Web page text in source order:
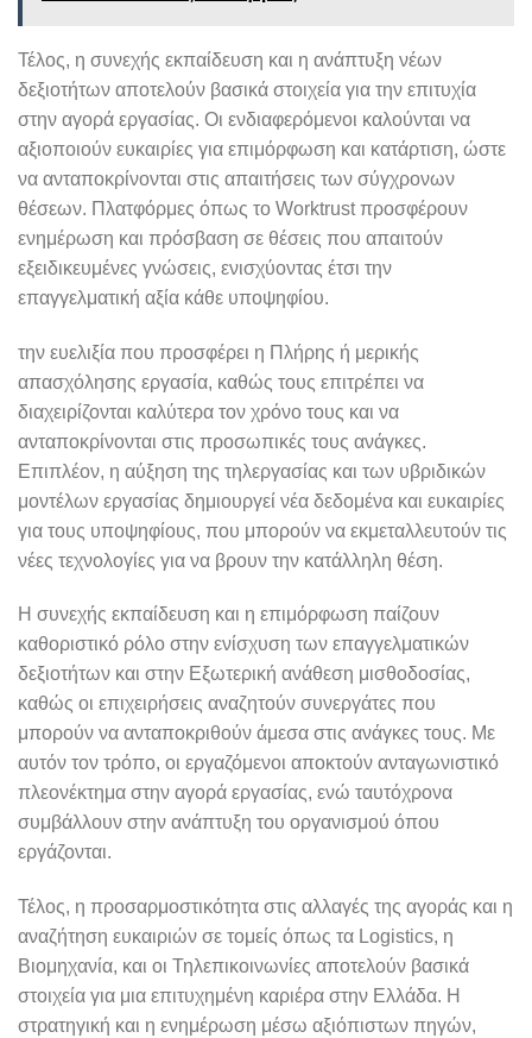
Τέλος, η συνεχής εκπαίδευση και η ανάπτυξη νέων
δεξιοτήτων αποτελούν βασικά στοιχεία για την επιτυχία
στην αγορά εργασίας. Οι ενδιαφερόμενοι καλούνται να
αξιοποιούν ευκαιρίες για επιμόρφωση και κατάρτιση, ώστε
να ανταποκρίνονται στις απαιτήσεις των σύγχρονων
θέσεων. Πλατφόρμες όπως το Worktrust προσφέρουν
ενημέρωση και πρόσβαση σε θέσεις που απαιτούν
εξειδικευμένες γνώσεις, ενισχύοντας έτσι την
επαγγελματική αξία κάθε υποψηφίου.
την ευελιξία που προσφέρει η Πλήρης ή μερικής
απασχόλησης εργασία, καθώς τους επιτρέπει να
διαχειρίζονται καλύτερα τον χρόνο τους και να
ανταποκρίνονται στις προσωπικές τους ανάγκες.
Επιπλέον, η αύξηση της τηλεργασίας και των υβριδικών
μοντέλων εργασίας δημιουργεί νέα δεδομένα και ευκαιρίες
για τους υποψηφίους, που μπορούν να εκμεταλλευτούν τις
νέες τεχνολογίες για να βρουν την κατάλληλη θέση.
Η συνεχής εκπαίδευση και η επιμόρφωση παίζουν
καθοριστικό ρόλο στην ενίσχυση των επαγγελματικών
δεξιοτήτων και στην Εξωτερική ανάθεση μισθοδοσίας,
καθώς οι επιχειρήσεις αναζητούν συνεργάτες που
μπορούν να ανταποκριθούν άμεσα στις ανάγκες τους. Με
αυτόν τον τρόπο, οι εργαζόμενοι αποκτούν ανταγωνιστικό
πλεονέκτημα στην αγορά εργασίας, ενώ ταυτόχρονα
συμβάλλουν στην ανάπτυξη του οργανισμού όπου
εργάζονται.
Τέλος, η προσαρμοστικότητα στις αλλαγές της αγοράς και η
αναζήτηση ευκαιριών σε τομείς όπως τα Logistics, η
Βιομηχανία, και οι Τηλεπικοινωνίες αποτελούν βασικά
στοιχεία για μια επιτυχημένη καριέρα στην Ελλάδα. Η
στρατηγική και η ενημέρωση μέσω αξιόπιστων πηγών,